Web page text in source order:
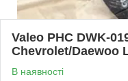
Valeo PHC DWK-
Chevrolet/Daewoo
В наявності